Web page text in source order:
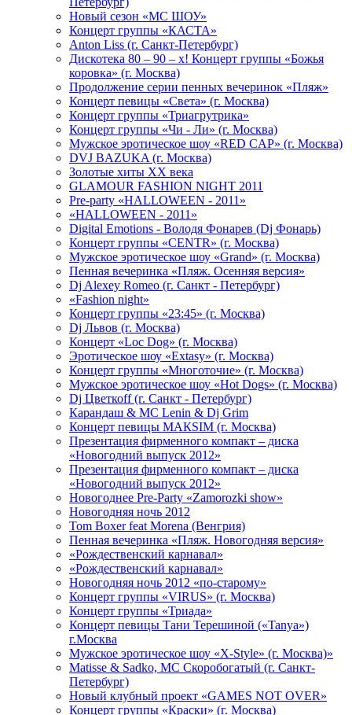
Новый сезон «МС ШОУ»
Концерт группы «КАСТА»
Anton Liss (г. Санкт-Петербург)
Дискотека 80 – 90 – х! Концерт группы «Божья
коровка» (г. Москва)
Продолжение серии пенных вечеринок «Пляж»
Концерт певицы «Света» (г. Москва)
Концерт группы «Триагрутрика»
Концерт группы «Чи - Ли» (г. Москва)
Мужское эротическое шоу «RED CAP» (г. Москва)
DVJ BAZUKA (г. Москва)
Золотые хиты XX века
GLAMOUR FASHION NIGHT 2011
Pre-party «HALLOWEEN - 2011»
«HALLOWEEN - 2011»
Digital Emotions - Володя Фонарев (Dj Фонарь)
Концерт группы «CENTR» (г. Москва)
Мужское эротическое шоу «Grand» (г. Москва)
Пенная вечеринка «Пляж. Осенняя версия»
Dj Alexey Romeo (г. Санкт - Петербург)
«Fashion night»
Концерт группы «23:45» (г. Москва)
Dj Львов (г. Москва)
Концерт «Loc Dog» (г. Москва)
Эротическое шоу «Extasy» (г. Москва)
Концерт группы «Многоточие» (г. Москва)
Мужское эротическое шоу «Hot Dogs» (г. Москва)
Dj Цветкоff (г. Санкт - Петербург)
Карандаш & МС Lenin & Dj Grim
Концерт певицы МАКSIМ (г. Москва)
Презентация фирменного компакт – диска
«Новогодний выпуск 2012»
Презентация фирменного компакт – диска
«Новогодний выпуск 2012»
Новогоднее Pre-Party «Zamorozki show»
Новогодняя ночь 2012
Tom Boxer feat Morena (Венгрия)
Пенная вечеринка «Пляж. Новогодняя версия»
«Рождественский карнавал»
«Рождественский карнавал»
Новогодняя ночь 2012 «по-старому»
Концерт группы «VIRUS» (г. Москва)
Концерт группы «Триада»
Концерт певицы Тани Терешиной («Tanya»)
г.Москва
Мужское эротическое шоу «X-Style» (г. Москва)»
Matissе & Sadko, MC Скоробогатый (г. Санкт-
Петербург)
Новый клубный проект «GAMES NOT OVER»
Концерт группы «Краски» (г. Москва)